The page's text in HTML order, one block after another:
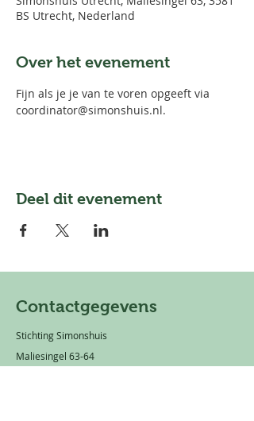
BS Utrecht, Nederland
Over het evenement
Fijn als je je van te voren opgeeft via
coordinator@simonshuis.nl.
Deel dit evenement
Contactgegevens
Stichting Simonshuis
Maliesingel 63-64